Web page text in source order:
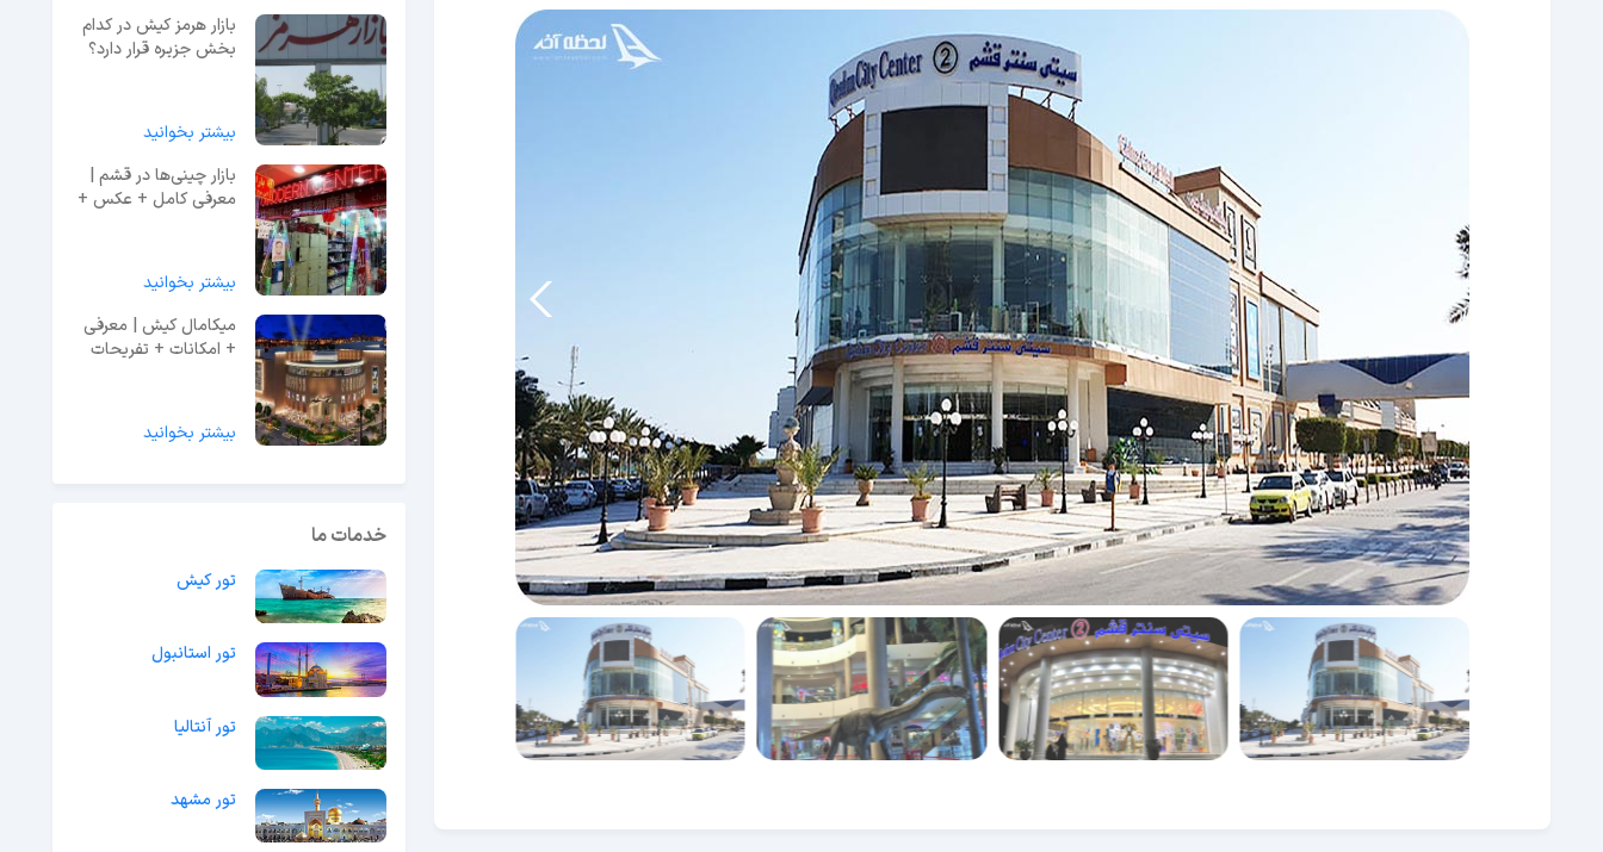
بازار هرمز کیش در کدام
بخش جزیره قرار دارد؟
بیشتر بخوانید
بازار چینی‌ها در قشم |
معرفی کامل + عکس +
بیشتر بخوانید
میکامال کیش | معرفی
+ امکانات + تفریحات
بیشتر بخوانید
خدمات ما
تور کیش
تور استانبول
تور آنتالیا
تور مشهد